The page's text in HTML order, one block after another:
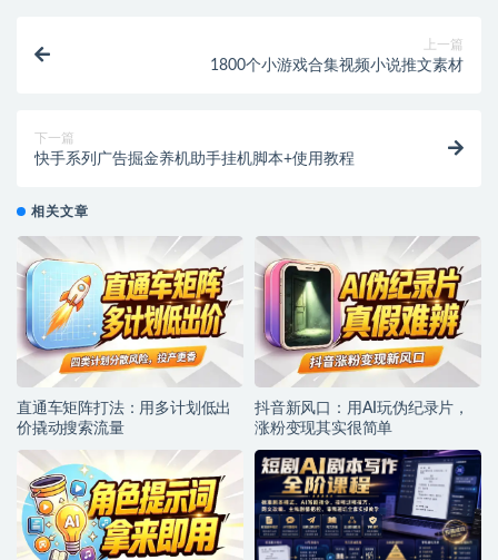
上一篇
1800个小游戏合集视频小说推文素材
下一篇
快手系列广告掘金养机助手挂机脚本+使用教程
相关文章
直通车矩阵打法：用多计划低出
价撬动搜索流量
抖音新风口：用AI玩伪纪录片，
涨粉变现其实很简单